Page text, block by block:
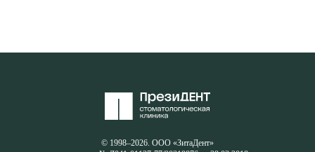
© 1998–2026. ООО «ЗитаДент»